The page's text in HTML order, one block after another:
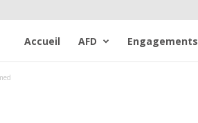
Accueil AFD Engagements